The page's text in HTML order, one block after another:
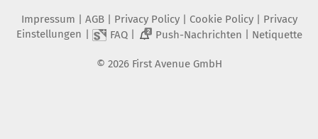
Impressum AGB Privacy Policy| Cookie Policy| Privacy
Einstellungen
FAQ| 2 Push-Nachrichten Netiquette
© 2026 First Avenue GmbH